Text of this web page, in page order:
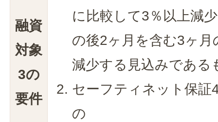
融資
対象
3の
要件
に比較して3％以上減
の後2ヶ月を含む3ヶ月
減少する見込みである
セーフティネット保証
の